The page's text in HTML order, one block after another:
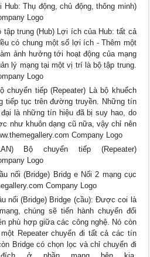
Hub: Thụ động, chủ động, thông minh)
Logo
tập trung (Hub) Lợi ích của Hub: tất cả
có chung một số lợi ích - Thêm một
ảnh hưởng tới hoạt động của mạng
lý mạng tại một vị trí là bộ tập trung.
Logo
chuyển tiếp (Repeater) Là bộ khuếch
tiếp tục trên đường truyền. Những tín
đại là những tín hiệu đã bị suy hao, do
như khuôn dạng cũ nữa, vậy chỉ nên
Company Logo
Bộ chuyển tiếp (Repeater)
Logo
nối (Bridge) Bridg e Nối 2 mạng cục
Company Logo
nối (Bridge) Bridge (cầu): Được coi là
chúng sẽ tiến hành chuyển đổi
phù hợp giữa các công nghệ. Nó còn
Repeater chuyển đi tất cả các tín
Bridge có chọn lọc và chỉ chuyển đi